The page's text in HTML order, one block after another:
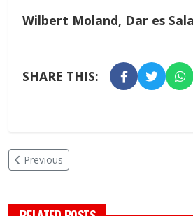
Wilbert Moland, Dar es
SHARE THIS:
Previous